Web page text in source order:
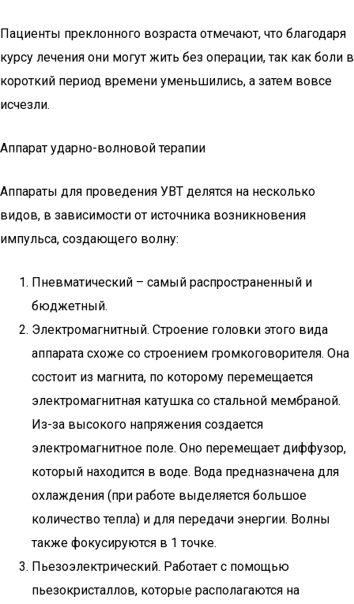
Пациенты преклонного возраста отмечают, что благодаря
курсу лечения они могут жить без операции, так как боли в
короткий период времени уменьшились, а затем вовсе
исчезли.
Аппарат ударно-волновой терапии
Аппараты для проведения УВТ делятся на несколько
видов, в зависимости от источника возникновения
импульса, создающего волну:
Пневматический – самый распространенный и
бюджетный.
Электромагнитный. Строение головки этого вида
аппарата схоже со строением громкоговорителя. Она
состоит из магнита, по которому перемещается
электромагнитная катушка со стальной мембраной.
Из-за высокого напряжения создается
электромагнитное поле. Оно перемещает диффузор,
который находится в воде. Вода предназначена для
охлаждения (при работе выделяется большое
количество тепла) и для передачи энергии. Волны
также фокусируются в 1 точке.
Пьезоэлектрический. Работает с помощью
пьезокристаллов, которые располагаются на